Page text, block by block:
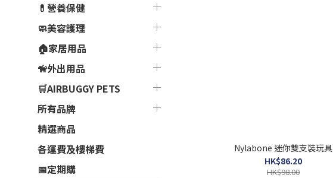
💊營養保健
🧼美容護理
🏠家居用品
🦮外出用品
🛒AIRBUGGY PETS
所有品牌
精選商品
各運費及樓梯費
📅定期購
Nylabone 迷你雙支裝玩具
HK$86.20
HK$98.00